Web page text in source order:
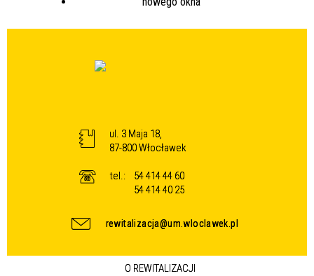
ul. 3 Maja 18,
87-800 Włocławek
tel.:
54 414 44 60
54 414 40 25
rewitalizacja@um.wloclawek.pl
O REWITALIZACJI